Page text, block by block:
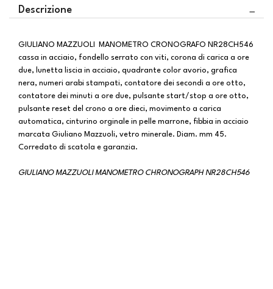
Descrizione
GIULIANO MAZZUOLI MANOMETRO CRONOGRAFO NR28CH546
cassa in acciaio, fondello serrato con viti, corona di carica a ore
due, lunetta liscia in acciaio, quadrante color avorio, grafica
nera, numeri arabi stampati, contatore dei secondi a ore otto,
contatore dei minuti a ore due, pulsante start/stop a ore otto,
pulsante reset del crono a ore dieci, movimento a carica
automatica, cinturino orginale in pelle marrone, fibbia in acciaio
marcata Giuliano Mazzuoli, vetro minerale. Diam. mm 45.
Corredato di scatola e garanzia.
GIULIANO MAZZUOLI MANOMETRO CHRONOGRAPH NR28CH546